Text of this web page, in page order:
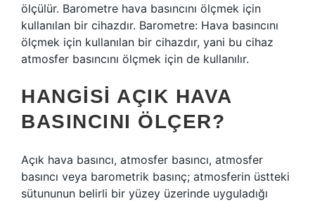
ölçülür. Barometre hava basıncını ölçmek için
kullanılan bir cihazdır. Barometre: Hava basıncını
ölçmek için kullanılan bir cihazdır, yani bu cihaz
atmosfer basıncını ölçmek için de kullanılır.
HANGISI AÇIK HAVA
BASINCINI ÖLÇER?
Açık hava basıncı, atmosfer basıncı, atmosfer
basıncı veya barometrik basınç; atmosferin üstteki
sütununun belirli bir yüzey üzerinde uyguladığı